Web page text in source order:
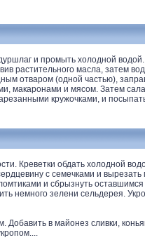
и промыть холодной
растительного масла, затем
отваром (одной частью),
макаронами и мясом. Затем
кружочками, и
Креветки обдать холодной
с семечками и
и сбрызнуть
немного зелени сельдерея.
в майонез сливки,